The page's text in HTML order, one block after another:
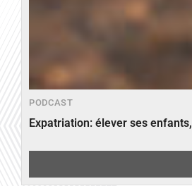
PODCAST
Expatriation: élever ses